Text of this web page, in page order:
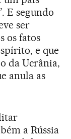
E segundo
ser
os fatos
e que
da Ucrânia,
anula as
a Rússia